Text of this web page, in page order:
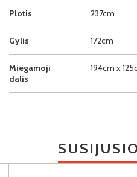
Plotis 237cm
Gylis 172cm
Miegamoji
dalis
194cm x